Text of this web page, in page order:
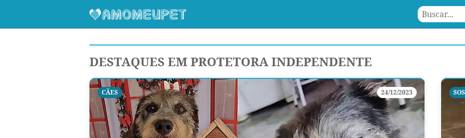
DESTAQUES EM PROTETORA INDEPENDENTE
CÃES 24/12/2023